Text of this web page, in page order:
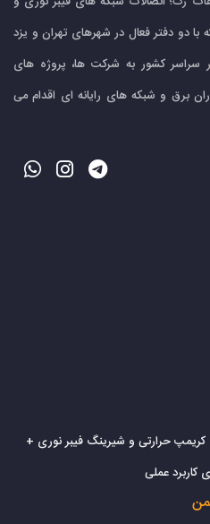
با دو دفتر فعال در شهرهای تهران و یزد
کشور به شرکت ها، پروژه های
برق و شبکه های رایانه ای اقدام می
کریمپ حرارتی و شیرینگ فیبر نوری +
کاربرد عملی